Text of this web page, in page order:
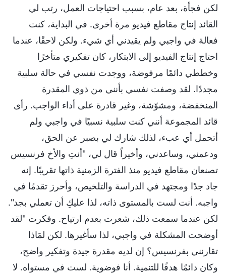
لكن فجأة، بعد عام، بسبب احتياجات العمل، رتب لي
القائد إنتاج مقاطع فيديو مرة أخرى. في البداية، كنت
فعالة في واجبي ولم يقيدني أي شيء. ولكن لاحقًا، عندما
احتاج إنتاج الفيديو إلى الابتكار، كان تفكيري متأخرًا
وخططي دائمًا مرفوضة، ووجدت نفسي في حالة سلبية
مجددًا. لقد وصفت نفسي بأنني من ذوي المقدرة
المنخفضة، ومشوّشة، وغير قادرة على أداء الواجب. رأى
قائد المجموعة أنني كنت سلبية نسبيًا في واجبي ولم
أتحمل أي عبء، لذلك شارك لي بصبر عن الحق،
ودعمني، وساعدني، وأخيراً قال لي، "أنتِ والأخ فرنسيس
تصنعان مقاطع فيديو منذ الفترة الزمنية ذاتها تقريبًا. إنه
جاد جدًا ومجتهد في الدراسة والتلخيص، وأحرز تقدمًا في
واجبه. أنت لست بالمستوى ذاته، لذا عليكِ أن تعملي بجد".
لكن عندما سمعت ذلك، شعرت بعدم ارتياح. وفكرت "لقد
أوضحت المشكلة في واجبي، لذا سأغيرها. لكن لمَاذا
تقارنني بفرنسيس؟ إن لديه مقدرة جيدة وتفكير واضح،
وكان دائمًا هدفًا للتنمية. أنا فوضوية. لست في مستواه. لا